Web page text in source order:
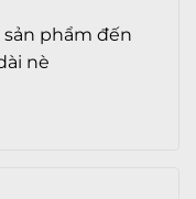
phẩm đến
nè